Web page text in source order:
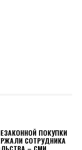
ПОКУПКИ
СОТРУДНИКА